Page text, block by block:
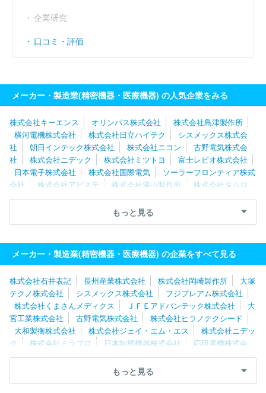
企業研究
口コミ・評価
メーカー・製造業(精密機器・医療機器) の人気企業をみる
株式会社キーエンス オリンパス株式会社
株式会社島津製作所
横河電機株式会社
株式会社日立ハイテク
シスメックス株式会
社
朝日インテック株式会社 株式会社ニコン
古野電気株式会
社
株式会社ニデック 株式会社ミツトヨ
富士レビオ株式会社
日本電子株式会社
株式会社国際電気
ソーラーフロンティア株式
会社
株式会社アピステ 株式会社湯山製作所
株式会社タムロ
ン
日機装株式会社 ＳＢカワスミ株式会社
株式会社トプコン
三星ダイヤモンド工業株式会社
ＳＵＳ株式会
社
会社
もっと見る
メーカー・製造業(精密機器・医療機器) の企業をすべて見る
株式会社石井表記 長州産業株式会社 株式会社岡崎製作所
大塚
テクノ株式会社
シスメックス株式会社
フジプレアム株式会社
株式会社くまさんメディクス
ＪＦＥアドバンテック株式会社
大
宮工業株式会社
古野電気株式会社
株式会社ヒラノテクシード
大和製衡株式会社
株式会社ジェイ・エム・エス
株式会社ニデッ
ク
株式会社ミラプロ 日本制禦機器株式会社
応用電機株式会
社
メニックス株式会社 日置電機株式会社
アドバンス電気工業
株式会社東海メディカルプロダクツ
株式会社アピステ
もっと見る